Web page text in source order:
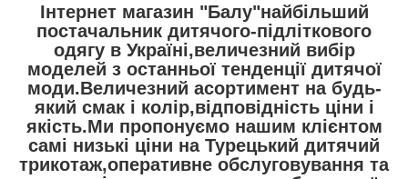
Інтернет магазин "Балу"найбільший
постачальник дитячого-підліткового
одягу в Україні,величезний вибір
моделей з останньої тенденції дитячої
моди.Величезний асортимент на будь-
який смак і колір,відповідність ціни і
якість.Ми пропонуємо нашим клієнтом
самі низькі ціни на Турецький дитячий
трикотаж,оперативне обслуговування та